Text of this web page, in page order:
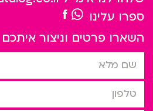
ספרו עלינו
השארו פרטים וניצור
שם מלא
טלפון